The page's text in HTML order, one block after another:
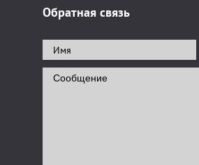
Обратная связь